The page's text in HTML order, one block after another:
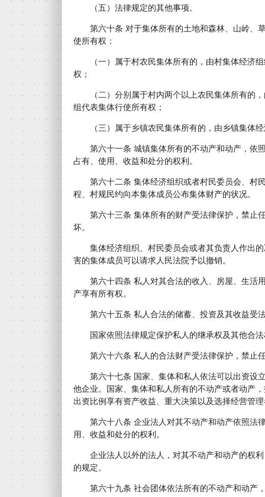
（五）法律规定的其他事项。
第六十条 对于集体所有的土地和森林、山岭、
使所有权：
（一）属于村农民集体所有的，由村集体经济组
权；
（二）分别属于村内两个以上农民集体所有的，
组代表集体行使所有权；
（三）属于乡镇农民集体所有的，由乡镇集体经
第六十一条 城镇集体所有的不动产和动产，依
占有、使用、收益和处分的权利。
第六十二条 集体经济组织或者村民委员会、村
程、村规民约向本集体成员公布集体财产的状况。
第六十三条 集体所有的财产受法律保护，禁止
坏。
集体经济组织、村民委员会或者其负责人作出的
害的集体成员可以请求人民法院予以撤销。
第六十四条 私人对其合法的收入、房屋、生活
产享有所有权。
第六十五条 私人合法的储蓄、投资及其收益受
国家依照法律规定保护私人的继承权及其他合法
第六十六条 私人的合法财产受法律保护，禁止
第六十七条 国家、集体和私人依法可以出资设
他企业。国家、集体和私人所有的不动产或者动产
出资比例享有资产收益、重大决策以及选择经营管
第六十八条 企业法人对其不动产和动产依照法
用、收益和处分的权利。
企业法人以外的法人，对其不动产和动产的权利
的规定。
第六十九条 社会团体依法所有的不动产和动产